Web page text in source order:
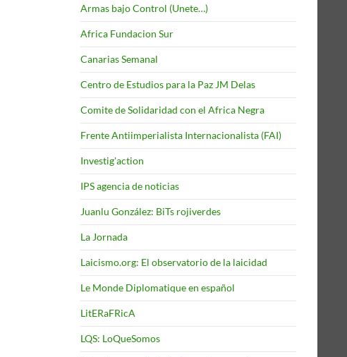
Armas bajo Control (Unete…)
Africa Fundacion Sur
Canarias Semanal
Centro de Estudios para la Paz JM Delas
Comite de Solidaridad con el Africa Negra
Frente Antiimperialista Internacionalista (FAI)
Investig'action
IPS agencia de noticias
Juanlu González: BiTs rojiverdes
La Jornada
Laicismo.org: El observatorio de la laicidad
Le Monde Diplomatique en español
LitERaFRicA
LQS: LoQueSomos